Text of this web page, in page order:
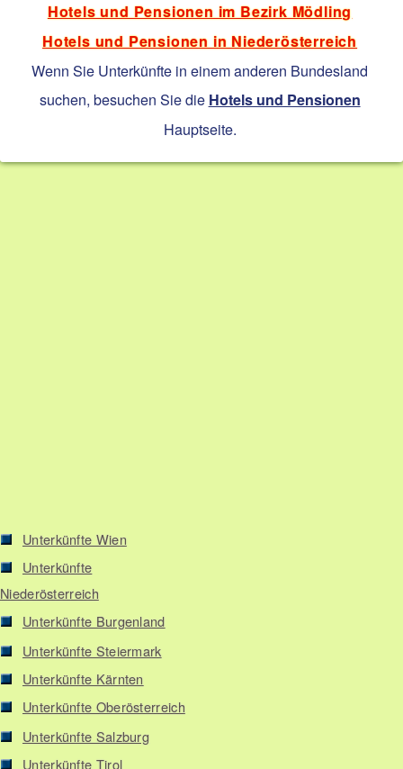
Hotels und Pensionen im Bezirk Mödling
Hotels und Pensionen in Niederösterreich
Wenn Sie Unterkünfte in einem anderen Bundesland
suchen, besuchen Sie die Hotels und Pensionen
Hauptseite.
Unterkünfte Wien
Unterkünfte
Niederösterreich
Unterkünfte Burgenland
Unterkünfte Steiermark
Unterkünfte Kärnten
Unterkünfte Oberösterreich
Unterkünfte Salzburg
Unterkünfte Tirol